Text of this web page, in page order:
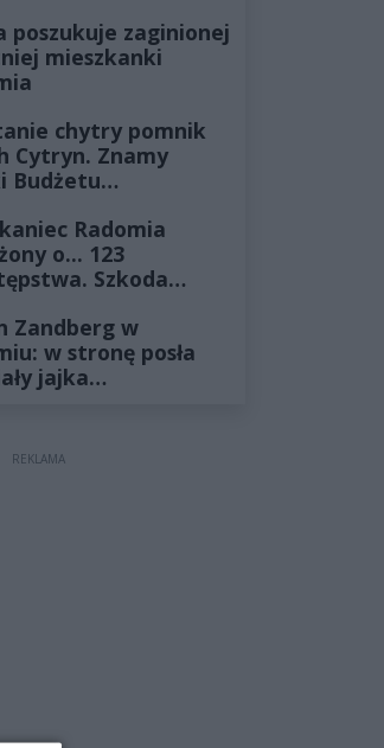
poszukuje zaginionej
mieszkanki
chytry pomnik
Cytryn. Znamy
Budżetu
Radomia
o... 123
Szkoda
Zandberg w
w stronę posła
jajka…
REKLAMA